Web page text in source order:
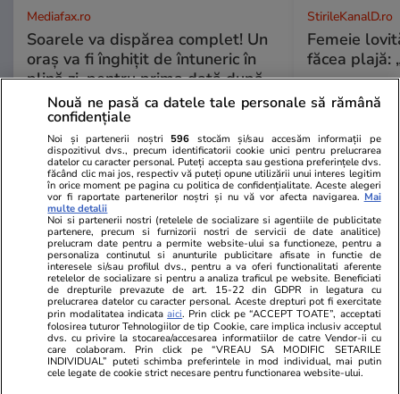
Mediafax.ro
Soarele va dispărea complet! Un
oraș va fi înghițit de întuneric în
plină zi, pentru prima dată după
860 de ani
StirileKanalD.ro
Femeie
făcea plajă:
PROMO
Nouă ne pasă ca datele tale personale să rămână
confidențiale
Noi și partenerii noștri 596 stocăm și/sau accesăm informații pe
dispozitivul dvs., precum identificatorii cookie unici pentru prelucrarea
datelor cu caracter personal. Puteți accepta sau gestiona preferințele dvs.
făcând clic mai jos, respectiv vă puteți opune utilizării unui interes legitim
în orice moment pe pagina cu politica de confidențialitate. Aceste alegeri
vor fi raportate partenerilor noștri și nu vă vor afecta navigarea. Mai
multe detalii
Noi si partenerii nostri (retelele de socializare si agentiile de publicitate
partenere, precum si furnizorii nostri de servicii de date analitice)
prelucram date pentru a permite website-ului sa functioneze, pentru a
personaliza continutul si anunturile publicitare afisate in functie de
interesele si/sau profilul dvs., pentru a va oferi functionalitati aferente
retelelor de socializare si pentru a analiza traficul pe website. Beneficiati
de drepturile prevazute de art. 15-22 din GDPR in legatura cu
prelucrarea datelor cu caracter personal. Aceste drepturi pot fi exercitate
prin modalitatea indicataaici. Prin click pe “ACCEPT TOATE”, acceptati
folosirea tuturor Tehnologiilor de tip Cookie, care implica inclusiv acceptul
dvs. cu privire la stocarea/accesarea informatiilor de catre Vendor-ii cu
care colaboram. Prin click pe “VREAU SA MODIFIC SETARILE
INDIVIDUAL” puteti schimba preferintele in mod individual, mai putin
cele legate de cookie strict necesare pentru functionarea website-ului.